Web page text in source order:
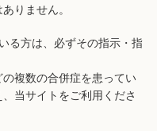
りません。
る方は、必ずその指示・指
複数の合併症を患ってい
当サイトをご利用くださ